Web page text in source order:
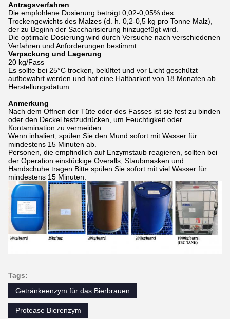
Antragsverfahren
Die empfohlene Dosierung beträgt 0,02-0,05% des
Trockengewichts des Malzes (d. h. 0,2-0,5 kg pro Tonne Malz),
der zu Beginn der Saccharisierung hinzugefügt wird.
Die optimale Dosierung wird durch Versuche nach verschiedenen
Verfahren und Anforderungen bestimmt.
Verpackung und Lagerung
20 kg/Fass
Es sollte bei 25°C trocken, belüftet und vor Licht geschützt
aufbewahrt werden und hat eine Haltbarkeit von 18 Monaten ab
Herstellungsdatum.
Anmerkung
Nach dem Öffnen der Tüte oder des Fasses ist sie fest zu binden
oder den Deckel festzudrücken, um Feuchtigkeit oder
Kontamination zu vermeiden.
Wenn inhaliert, spülen Sie den Mund sofort mit Wasser für
mindestens 15 Minuten ab.
Personen, die empfindlich auf Enzymstaub reagieren, sollten bei
der Operation einstückige Overalls, Staubmasken und
Handschuhe tragen.Bitte spülen Sie sofort mit viel Wasser für
mindestens 15 Minuten.
Tags:
Getränkeenzym für das Bierbrauen
Protease Bierenzym